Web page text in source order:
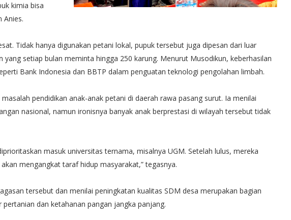
kimia bisa
Anies.
Tidak hanya digunakan petani lokal, pupuk tersebut juga dipesan dari luar
yang setiap bulan meminta hingga 250 karung. Menurut Musodikun, keberhasilan
Bank Indonesia dan BBTP dalam penguatan teknologi pengolahan limbah.
pendidikan anak-anak petani di daerah rawa pasang surut. Ia menilai
nasional, namun ironisnya banyak anak berprestasi di wilayah tersebut tidak
masuk universitas ternama, misalnya UGM. Setelah lulus, mereka
mengangkat taraf hidup masyarakat,” tegasnya.
tersebut dan menilai peningkatan kualitas SDM desa merupakan bagian
dan ketahanan pangan jangka panjang.